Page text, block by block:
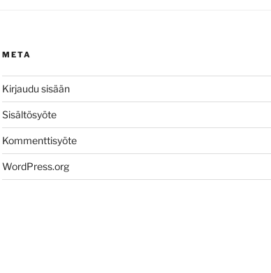
META
Kirjaudu sisään
Sisältösyöte
Kommenttisyöte
WordPress.org